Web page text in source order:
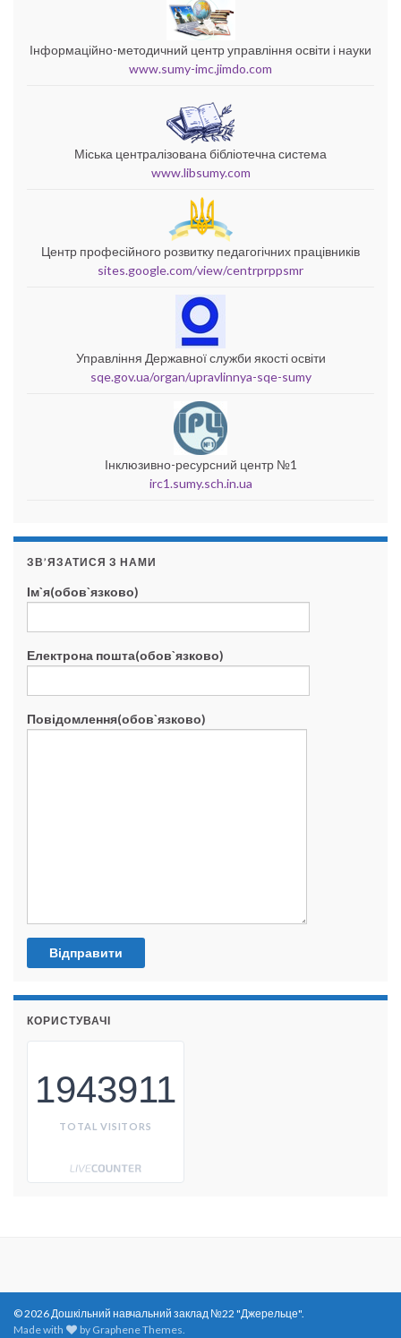
Інформаційно-методичний центр управління освіти і науки
www.sumy-imc.jimdo.com
Міська централізована бібліотечна система
www.libsumy.com
Центр професійного розвитку педагогічних працівників
sites.google.com/view/centrprppsmr
Управління Державної служби якості освіти
sqe.gov.ua/organ/upravlinnya-sqe-sumy
Інклюзивно-ресурсний центр №1
irc1.sumy.sch.in.ua
ЗВ’ЯЗАТИСЯ З НАМИ
Ім`я(обов`язково)
Електрона пошта(обов`язково)
Повідомлення(обов`язково)
КОРИСТУВАЧІ
1943911
TOTAL VISITORS
© 2026 Дошкільний навчальний заклад №22 "Джерельце".
Made with
by Graphene Themes